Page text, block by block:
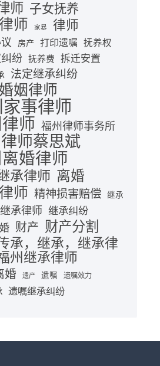
师 子女抚养
师 家暴 律师
房产 打印遗嘱 抚养权
纷 抚养费 拆迁安置
法定继承纠纷
姻律师
事律师
师 福州律师事务所
师蔡思斌
婚律师
承律师 离婚
师 精神损害赔偿 继承
继承律师 继承纠纷
财产 财产分割
承，继承，继承律
州继承律师
婚 遗产 遗嘱 遗嘱效力
遗嘱继承纠纷